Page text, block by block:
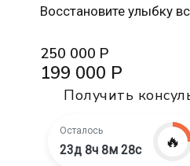
Восстановите улыбку
250 000 Р
199 000 Р
Получить
Осталось
23д 8ч 8м 27с 🔥